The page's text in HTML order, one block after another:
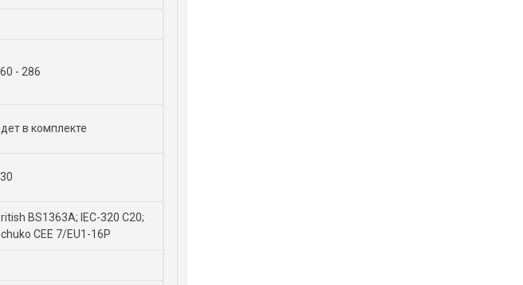
- 286
в комплекте
BS1363A; IEC-320 C20;
CEE 7/EU1-16P